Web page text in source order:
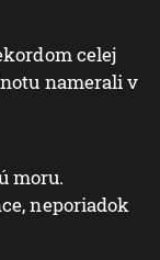
celej
namerali v
moru.
neporiadok